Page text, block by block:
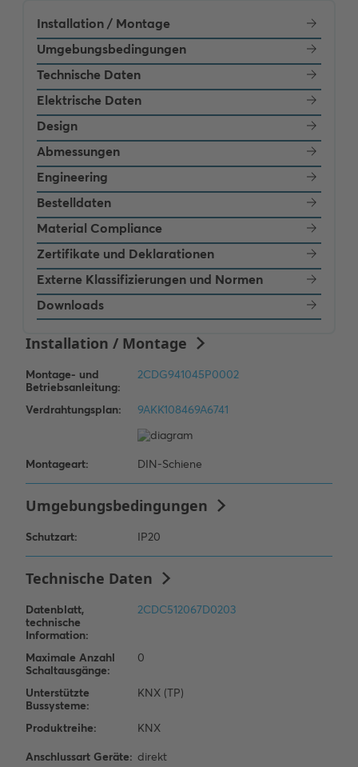
Installation / Montage
Umgebungsbedingungen
Technische Daten
Elektrische Daten
Design
Abmessungen
Engineering
Bestelldaten
Material Compliance
Zertifikate und Deklarationen
Externe Klassifizierungen und Normen
Downloads